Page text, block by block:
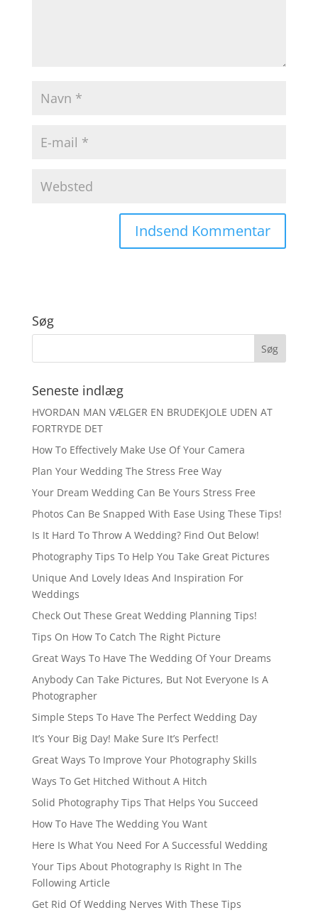
Søg
Seneste indlæg
HVORDAN MAN VÆLGER EN BRUDEKJOLE UDEN AT
FORTRYDE DET
How To Effectively Make Use Of Your Camera
Plan Your Wedding The Stress Free Way
Your Dream Wedding Can Be Yours Stress Free
Photos Can Be Snapped With Ease Using These Tips!
Is It Hard To Throw A Wedding? Find Out Below!
Photography Tips To Help You Take Great Pictures
Unique And Lovely Ideas And Inspiration For
Weddings
Check Out These Great Wedding Planning Tips!
Tips On How To Catch The Right Picture
Great Ways To Have The Wedding Of Your Dreams
Anybody Can Take Pictures, But Not Everyone Is A
Photographer
Simple Steps To Have The Perfect Wedding Day
It’s Your Big Day! Make Sure It’s Perfect!
Great Ways To Improve Your Photography Skills
Ways To Get Hitched Without A Hitch
Solid Photography Tips That Helps You Succeed
How To Have The Wedding You Want
Here Is What You Need For A Successful Wedding
Your Tips About Photography Is Right In The
Following Article
Get Rid Of Wedding Nerves With These Tips